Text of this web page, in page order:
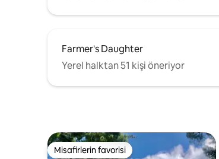
Farmer's Daughter
Yerel halktan 51 kişi öneriyor
Misafirlerin favorisi
Misafirlerin favorisi